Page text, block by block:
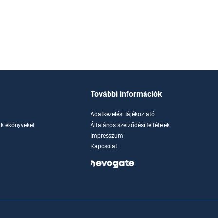
ekönyveket
További információk
Adatkezelési tájékoztató
Általános szerződési feltételek
Impresszum
Kapcsolat